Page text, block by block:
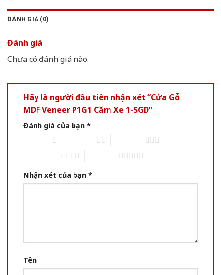
ĐÁNH GIÁ (0)
Đánh giá
Chưa có đánh giá nào.
Hãy là người đầu tiên nhận xét “Cửa Gỗ
MDF Veneer P1G1 Căm Xe 1-SGD”
Đánh giá của bạn *
Nhận xét của bạn *
Tên